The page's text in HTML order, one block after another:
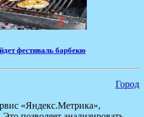
фестиваль барбекю
Город
«Яндекс.Метрика»,